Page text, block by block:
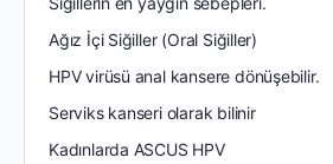
Ağız İçi Siğiller (Oral Siğiller)
HPV virüsü anal kansere dönüşebilir.
Serviks kanseri olarak bilinir
Kadınlarda ASCUS HPV